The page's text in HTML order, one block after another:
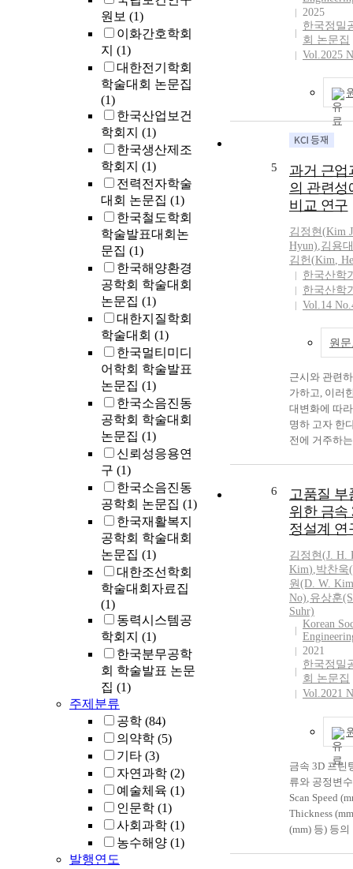
원보 (1)
이화간호학회
지 (1)
대한전기학회
학술대회 논문집
(1)
한국산업보건
학회지 (1)
한국생산제조
학회지 (1)
전력전자학술
대회 논문집 (1)
한국철도학회
학술발표대회논
문집 (1)
한국해양환경
공학회 학술대회
논문집 (1)
대한지질학회
학술대회 (1)
한국멀티미디
어학회 학술발표
논문집 (1)
한국소음진동
공학회 학술대회
논문집 (1)
신뢰성응용연
구 (1)
한국소음진동
공학회 논문집 (1)
한국재활복지
공학회 학술대회
논문집 (1)
대한조선학회
학술대회자료집
(1)
동력시스템공
학회지 (1)
한국분무공학
회 학술발표 논문
집 (1)
주제분류
공학 (84)
의약학 (5)
기타 (3)
자연과학 (2)
예술체육 (1)
인문학 (1)
사회과학 (1)
농수해양 (1)
발행연도
age was due
refractive
meridian.
2025
한국정밀
회 논문집
Vol.2025
5
과거 근업
의 관련성
비교 연구
김정현(Kim
Hyun),김용
김헌(Kim,
한국산학
한국산학
Vol.14
원
근시와 관련
가하고, 이러
대변화에 따
명하 고자 한
전에 거주하
으로 나누었
안과검사와
사 결과를 이
업과의 상관
그룹을 20대
다시 비교하
연구대상 전
기 학교머무
간 그리고 중,
부에 따른 굴
계 열에 따른
무름시간, 야
모두 근시군
한 차이가 나
나누어서 비
와 양 군 간
따른 굴절이
서로 다른 결
의 정도는 근
환경적 위험
진행과 관련
한 항목이지
하여 근업의
6
고품질 부
위한 금속
정설계 연
김정현(J. H.
Kim),박찬욱
원(D. W. Kim
No),유상훈
Suhr)
Korean
2021
한국정밀
회 논문집
Vol.2021
금속 3D 프린
류와 공정변
Scan Speed
Thickness
(mm) 등) 등